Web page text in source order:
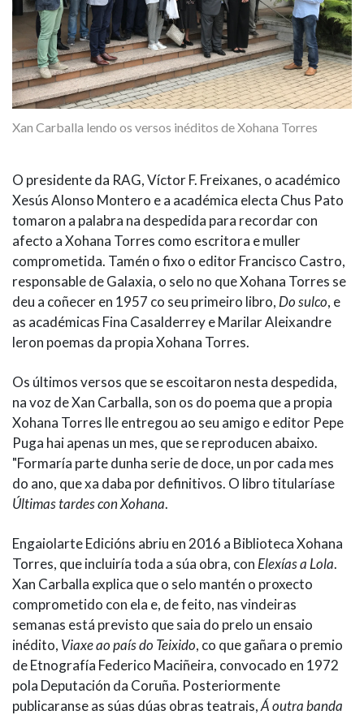
Xan Carballa lendo os versos inéditos de Xohana Torres
O presidente da RAG, Víctor F. Freixanes, o académico
Xesús Alonso Montero e a académica electa Chus Pato
tomaron a palabra na despedida para recordar con
afecto a Xohana Torres como escritora e muller
comprometida. Tamén o fixo o editor Francisco Castro,
responsable de Galaxia, o selo no que Xohana Torres se
deu a coñecer en 1957 co seu primeiro libro, Do sulco, e
as académicas Fina Casalderrey e Marilar Aleixandre
leron poemas da propia Xohana Torres.
Os últimos versos que se escoitaron nesta despedida,
na voz de Xan Carballa, son os do poema que a propia
Xohana Torres lle entregou ao seu amigo e editor Pepe
Puga hai apenas un mes, que se reproducen abaixo.
"Formaría parte dunha serie de doce, un por cada mes
do ano, que xa daba por definitivos. O libro titularíase
Últimas tardes con Xohana.
Engaiolarte Edicións abriu en 2016 a Biblioteca Xohana
Torres, que incluiría toda a súa obra, con Elexías a Lola.
Xan Carballa explica que o selo mantén o proxecto
comprometido con ela e, de feito, nas vindeiras
semanas está previsto que saia do prelo un ensaio
inédito, Viaxe ao país do Teixido, co que gañara o premio
de Etnografía Federico Maciñeira, convocado en 1972
pola Deputación da Coruña. Posteriormente
publicaranse as súas dúas obras teatrais,Á outra banda